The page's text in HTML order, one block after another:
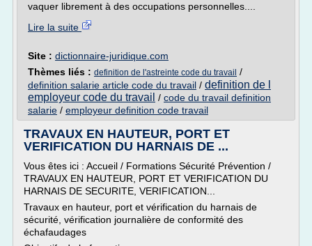
vaquer librement à des occupations personnelles....
Lire la suite
Site : dictionnaire-juridique.com
Thèmes liés : definition de l'astreinte code du travail /
definition salarie article code du travail / definition de l
employeur code du travail / code du travail definition
salarie / employeur definition code travail
TRAVAUX EN HAUTEUR, PORT ET
VERIFICATION DU HARNAIS DE ...
Vous êtes ici : Accueil / Formations Sécurité Prévention /
TRAVAUX EN HAUTEUR, PORT ET VERIFICATION DU
HARNAIS DE SECURITE, VERIFICATION...
Travaux en hauteur, port et vérification du harnais de
sécurité, vérification journalière de conformité des
échafaudages